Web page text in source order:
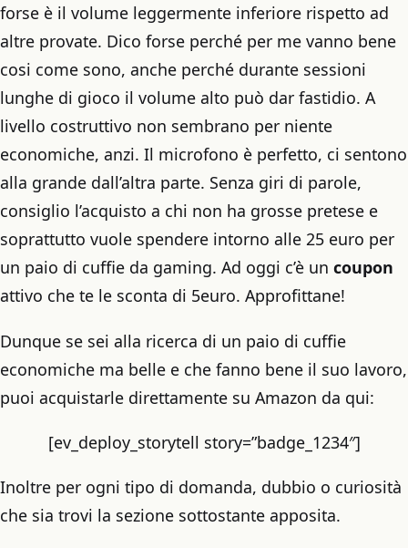
forse è il volume leggermente inferiore rispetto ad
altre provate. Dico forse perché per me vanno bene
cosi come sono, anche perché durante sessioni
lunghe di gioco il volume alto può dar fastidio. A
livello costruttivo non sembrano per niente
economiche, anzi. Il microfono è perfetto, ci sentono
alla grande dall’altra parte. Senza giri di parole,
consiglio l’acquisto a chi non ha grosse pretese e
soprattutto vuole spendere intorno alle 25 euro per
un paio di cuffie da gaming. Ad oggi c’è un coupon
attivo che te le sconta di 5euro. Approfittane!
Dunque se sei alla ricerca di un paio di cuffie
economiche ma belle e che fanno bene il suo lavoro,
puoi acquistarle direttamente su Amazon da qui:
[ev_deploy_storytell story=”badge_1234″]
Inoltre per ogni tipo di domanda, dubbio o curiosità
che sia trovi la sezione sottostante apposita.